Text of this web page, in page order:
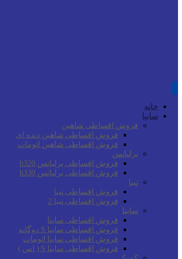
خانه
سایپا
فروش اقساطی شاهین
فروش اقساطی شاهین دنده ای
فروش اقساطی شاهین اتومات
برلیانس
فروش اقساطی برلیانس h320
فروش اقساطی برلیانس h330
تیبا
فروش اقساطی تیبا
فروش اقساطی تیبا 2
ساینا
فروش اقساطی ساینا
فروش اقساطی ساینا S دوگانه
فروش اقساطی ساینا اتومات
فروش اقساطی ساینا S ( اس )